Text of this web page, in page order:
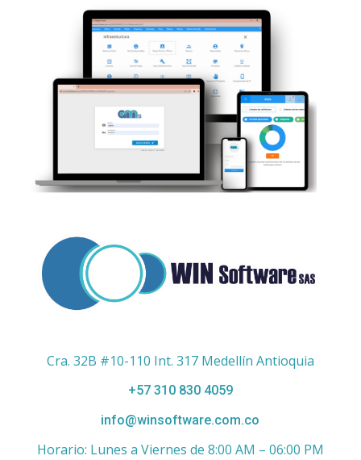
Cra. 32B #10-110 Int. 317 Medellín Antioquia
+57 310 830 4059
info@winsoftware.com.co
Horario: Lunes a Viernes de 8:00 AM – 06:00 PM